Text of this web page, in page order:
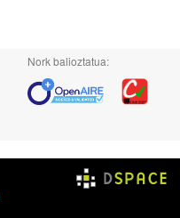
Nork balioztatua: